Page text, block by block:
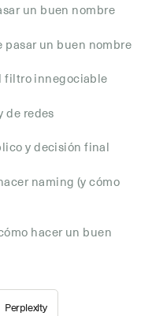
un buen nombre
pasar un buen nombre
filtro innegociable
de redes
y decisión final
naming (y cómo
hacer un buen
Perplexity